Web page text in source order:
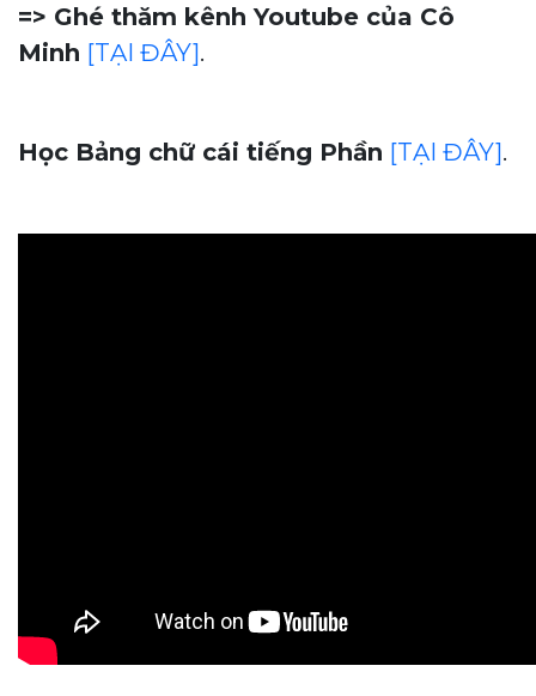
=> Ghé thăm kênh Youtube của Cô
Minh [TẠI ĐÂY].
Học Bảng chữ cái tiếng Phần [TẠI ĐÂY].